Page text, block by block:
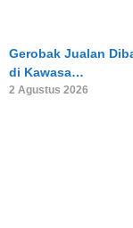
Gerobak Jualan
di Kawasa…
2 Agustus 2026